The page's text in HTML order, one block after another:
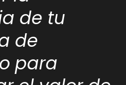
de tu
de
para